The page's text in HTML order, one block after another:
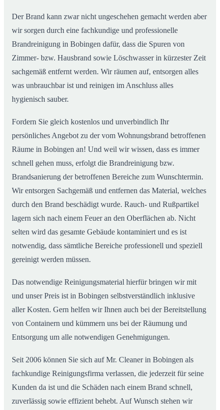
Der Brand kann zwar nicht ungeschehen gemacht werden aber
wir sorgen durch eine fachkundige und professionelle
Brandreinigung in Bobingen dafür, dass die Spuren von
Zimmer- bzw. Hausbrand sowie Löschwasser in kürzester Zeit
sachgemäß entfernt werden. Wir räumen auf, entsorgen alles
was unbrauchbar ist und reinigen im Anschluss alles
hygienisch sauber.
Fordern Sie gleich kostenlos und unverbindlich Ihr
persönliches Angebot zu der vom Wohnungsbrand betroffenen
Räume in Bobingen an! Und weil wir wissen, dass es immer
schnell gehen muss, erfolgt die Brandreinigung bzw.
Brandsanierung der betroffenen Bereiche zum Wunschtermin.
Wir entsorgen Sachgemäß und entfernen das Material, welches
durch den Brand beschädigt wurde. Rauch- und Rußpartikel
lagern sich nach einem Feuer an den Oberflächen ab. Nicht
selten wird das gesamte Gebäude kontaminiert und es ist
notwendig, dass sämtliche Bereiche professionell und speziell
gereinigt werden müssen.
Das notwendige Reinigungsmaterial hierfür bringen wir mit
und unser Preis ist in Bobingen selbstverständlich inklusive
aller Kosten. Gern helfen wir Ihnen auch bei der Bereitstellung
von Containern und kümmern uns bei der Räumung und
Entsorgung um alle notwendigen Genehmigungen.
Seit 2006 können Sie sich auf Mr. Cleaner in Bobingen als
fachkundige Reinigungsfirma verlassen, die jederzeit für seine
Kunden da ist und die Schäden nach einem Brand schnell,
zuverlässig sowie effizient behebt. Auf Wunsch stehen wir